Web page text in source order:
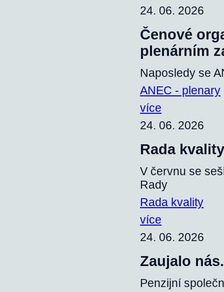
24. 06. 2026
Čenové
plenárním
Naposledy se
ANEC - plenary
více
24. 06. 2026
Rada
V červnu se
Rady
Rada kvality
více
24. 06. 2026
Zaujalo
Penzijní